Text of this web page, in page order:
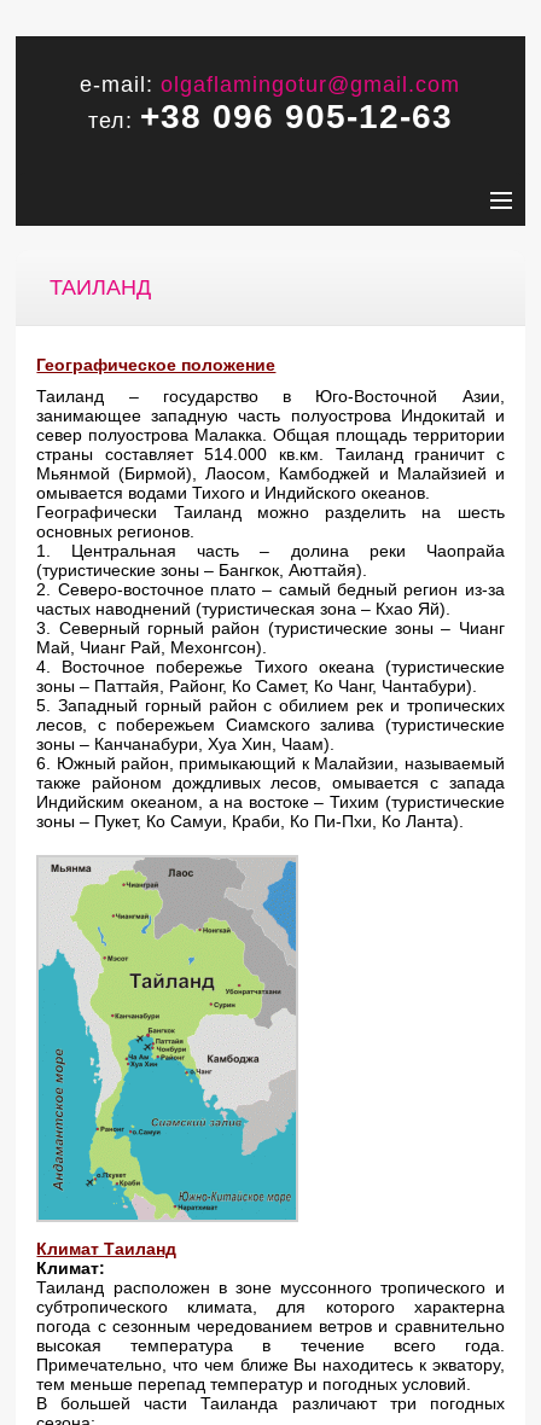
e-mail:olgaflamingotur@gmail.com
тел: +38 096 905-12-63
ТАИЛАНД
Географическое положение
Таиланд – государство в Юго-Восточной Азии,
занимающее западную часть полуострова Индокитай и
север полуострова Малакка. Общая площадь территории
страны составляет 514.000 кв.км. Таиланд граничит с
Мьянмой (Бирмой), Лаосом, Камбоджей и Малайзией и
омывается водами Тихого и Индийского океанов.
Географически Таиланд можно разделить на шесть
основных регионов.
1. Центральная часть – долина реки Чаопрайа
(туристические зоны – Бангкок, Аюттайя).
2. Северо-восточное плато – самый бедный регион из-за
частых наводнений (туристическая зона – Кхао Яй).
3. Северный горный район (туристические зоны – Чианг
Май, Чианг Рай, Мехонгсон).
4. Восточное побережье Тихого океана (туристические
зоны – Паттайя, Районг, Ко Самет, Ко Чанг, Чантабури).
5. Западный горный район с обилием рек и тропических
лесов, с побережьем Сиамского залива (туристические
зоны – Канчанабури, Хуа Хин, Чаам).
6. Южный район, примыкающий к Малайзии, называемый
также районом дождливых лесов, омывается с запада
Индийским океаном, а на востоке – Тихим (туристические
зоны – Пукет, Ко Самуи, Краби, Ко Пи-Пхи, Ко Ланта).
Климат Таиланд
Климат:
Таиланд расположен в зоне муссонного тропического и
субтропического климата, для которого характерна
погода с сезонным чередованием ветров и сравнительно
высокая температура в течение всего года.
Примечательно, что чем ближе Вы находитесь к экватору,
тем меньше перепад температур и погодных условий.
В большей части Таиланда различают три погодных